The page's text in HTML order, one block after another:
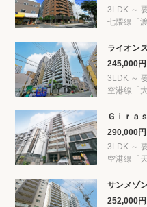
3LDK ～
七隈線「
ライオン
245,000円
3LDK ～
空港線「
Ｇｉｒａ
290,000円
3LDK ～
空港線「
サンメゾ
252,000円